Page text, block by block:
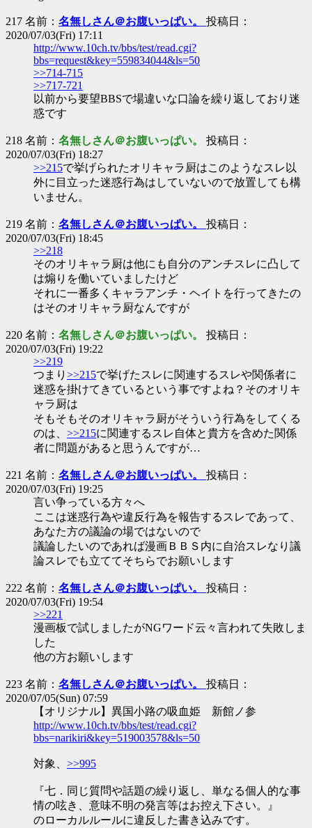
217 名前： 名無しさん＠お腹いっぱい。 投稿日：
2020/07/03(Fri) 17:11
http://www.10ch.tv/bbs/test/read.cgi?
bbs=request&key=559834044&ls=50
>>714-715
>>717-721
以前から要望BBSで場違いな口論を繰り返しており迷
惑です
218 名前： 名無しさん＠お腹いっぱい。 投稿日：
2020/07/03(Fri) 18:27
>>215で挙げられたオリキャラ厨はこのようなスレ以
外に目立った迷惑行為はしていないので放置しても構
いません。
219 名前： 名無しさん＠お腹いっぱい。 投稿日：
2020/07/03(Fri) 18:45
>>218
そのオリキャラ厨は他にも自分のアンチスレに凸して
は煽りを働いていましたけど
それに一番多くキャラアンチ・ヘイトを行ってきたの
はそのオリキャラ厨なんですが
220 名前： 名無しさん＠お腹いっぱい。 投稿日：
2020/07/03(Fri) 19:22
>>219
つまり >>215で挙げたスレに関連するスレや関係者に
迷惑を掛けてきているという事ですよね？そのオリキ
ャラ厨は
そもそもそのオリキャラ厨がそういう行為をしてくる
のは、 >>215に関連するスレ自体と貴方を含めた関係
者に問題があると思うんですが…
221 名前： 名無しさん＠お腹いっぱい。 投稿日：
2020/07/03(Fri) 19:25
言い争っている方々へ
ここは迷惑行為や違反行為を報告するスレであって、
あなた方の議論の場ではないので
議論したいのであれば漫画ＢＢＳ内に自治スレなり議
論スレでも立ててそちらでお願いします
222 名前： 名無しさん＠お腹いっぱい。 投稿日：
2020/07/03(Fri) 19:54
>>221
漫画板で試しましたがNGワード云々言われて失敗しま
した
他の方お願いします
223 名前： 名無しさん＠お腹いっぱい。 投稿日：
2020/07/05(Sun) 07:59
【オリジナル】異国小路の吸血姫 新館ノ参
http://www.10ch.tv/bbs/test/read.cgi?
bbs=narikiri&key=519003578&ls=50
対象、 >>995
『七．同じ質問や話題の繰り返し、単なる個人的な事
情の呟き、意味不明の発言等はお控え下さい。』
のローカルルールに違反した書き込みです。